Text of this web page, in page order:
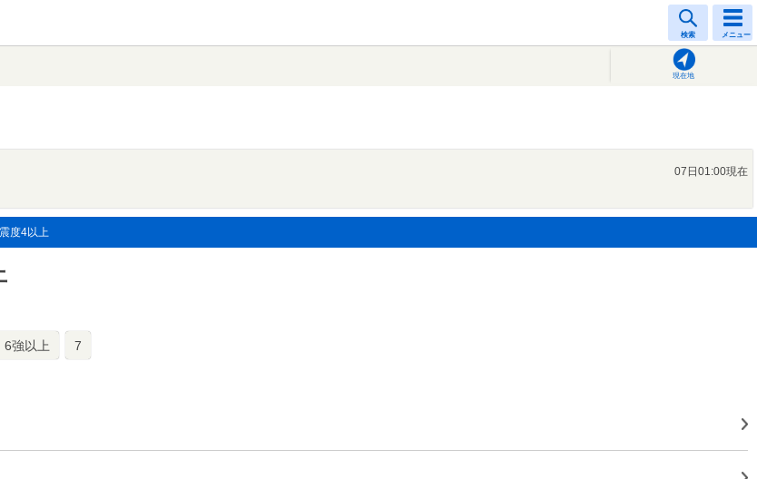
検索 メニュー
現在地
07日01:00現在
震度4以上
6強以上 7